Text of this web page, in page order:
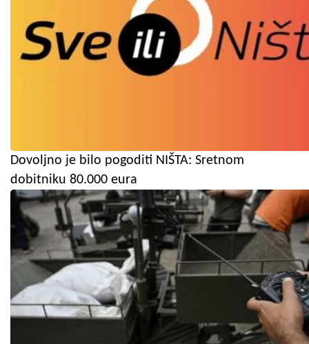
Dovoljno je bilo pogoditi NIŠTA: Sretnom
dobitniku 80.000 eura